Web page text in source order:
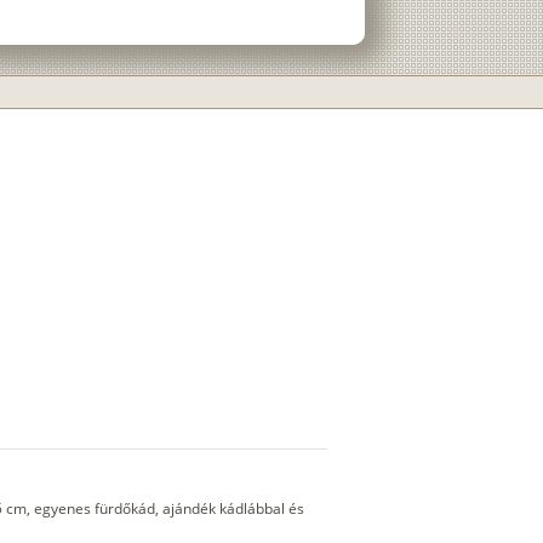
egyenes fürdőkád, ajándék kádlábbal és